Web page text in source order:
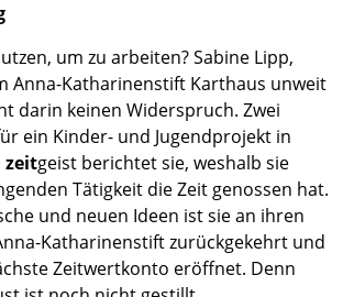
um zu arbeiten? Sabine Lipp,
Anna-Katharinenstift Karthaus unweit
darin keinen Widerspruch. Zwei
ein Kinder- und Jugendprojekt in
zeitgeist berichtet sie, weshalb sie
Tätigkeit die Zeit genossen hat.
und neuen Ideen ist sie an ihren
Katharinenstift zurückgekehrt und
Zeitwertkonto eröffnet. Denn